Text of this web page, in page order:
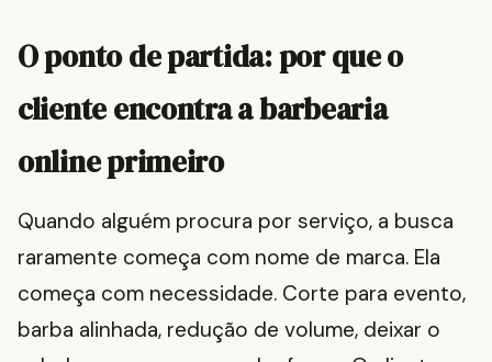
O ponto de partida: por que o
cliente encontra a barbearia
online primeiro
Quando alguém procura por serviço, a busca
raramente começa com nome de marca. Ela
começa com necessidade. Corte para evento,
barba alinhada, redução de volume, deixar o